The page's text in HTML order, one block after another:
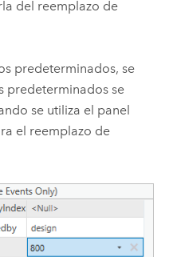
del reemplazo de
predeterminados, se
predeterminados se
se utiliza el panel
el reemplazo de